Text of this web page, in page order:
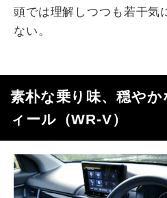
頭では理解しつつも若干気
ない。
素朴な乗り味、穏や
ィール（WR-V）